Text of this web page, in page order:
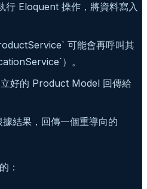
Eloquent 操作，將資料寫入
可能會再呼叫其
）。
好的 Product Model 回傳給
結果，回傳一個重導向的
：